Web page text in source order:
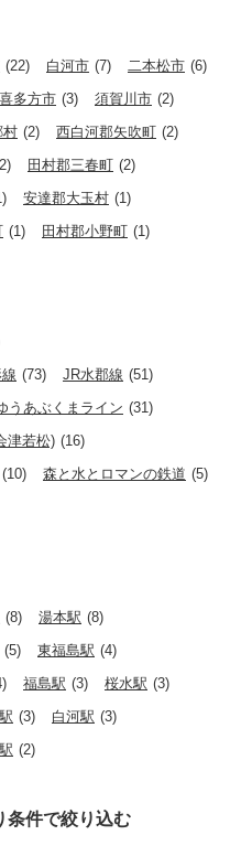
(22) 白河市 (7) 二本松市 (6)
喜多方市 (3) 須賀川市 (2)
村 (2) 西白河郡矢吹町 (2)
田村郡三春町 (2)
安達郡大玉村 (1)
(1) 田村郡小野町 (1)
(73) JR水郡線 (51)
うあぶくまライン (31)
津若松) (16)
(10) 森と水とロマンの鉄道 (5)
(8) 湯本駅 (8)
(5) 東福島駅 (4)
福島駅 (3) 桜水駅 (3)
(3) 白河駅 (3)
(2)
条件で絞り込む